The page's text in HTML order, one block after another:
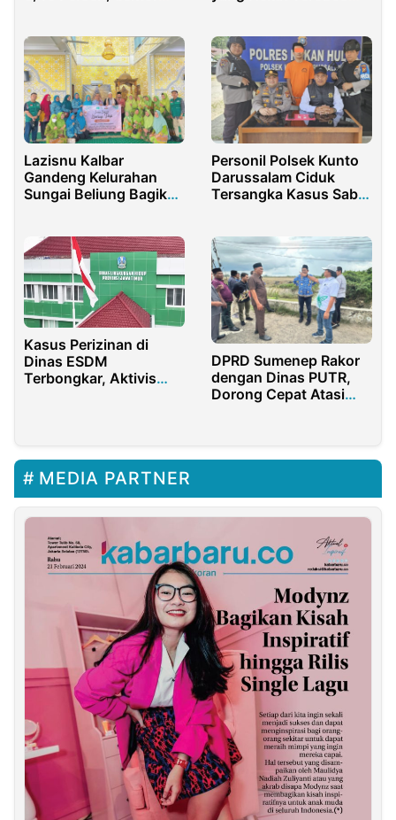
Lazisnu Kalbar
Gandeng Kelurahan
Sungai Beliung Bagikan
Personil Polsek Kunto
Darussalam Ciduk
Tersangka Kasus Sabu
Kasus Perizinan di
Dinas ESDM
Terbongkar, Aktivis
DPRD Sumenep Rakor
dengan Dinas PUTR,
Dorong Cepat Atasi
MEDIA PARTNER